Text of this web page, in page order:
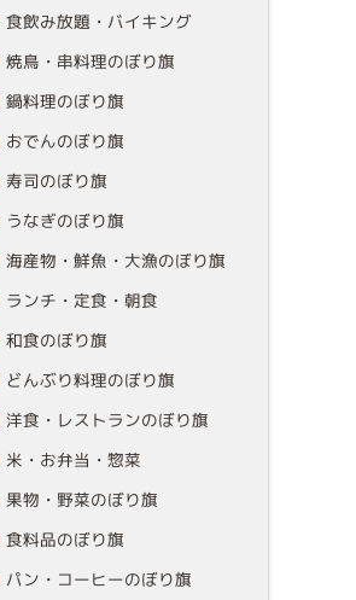
食飲み放題・バイキング
焼鳥・串料理のぼり旗
鍋料理のぼり旗
おでんのぼり旗
寿司のぼり旗
うなぎのぼり旗
海産物・鮮魚・大漁のぼり旗
ランチ・定食・朝食
和食のぼり旗
どんぶり料理のぼり旗
洋食・レストランのぼり旗
米・お弁当・惣菜
果物・野菜のぼり旗
食料品のぼり旗
パン・コーヒーのぼり旗